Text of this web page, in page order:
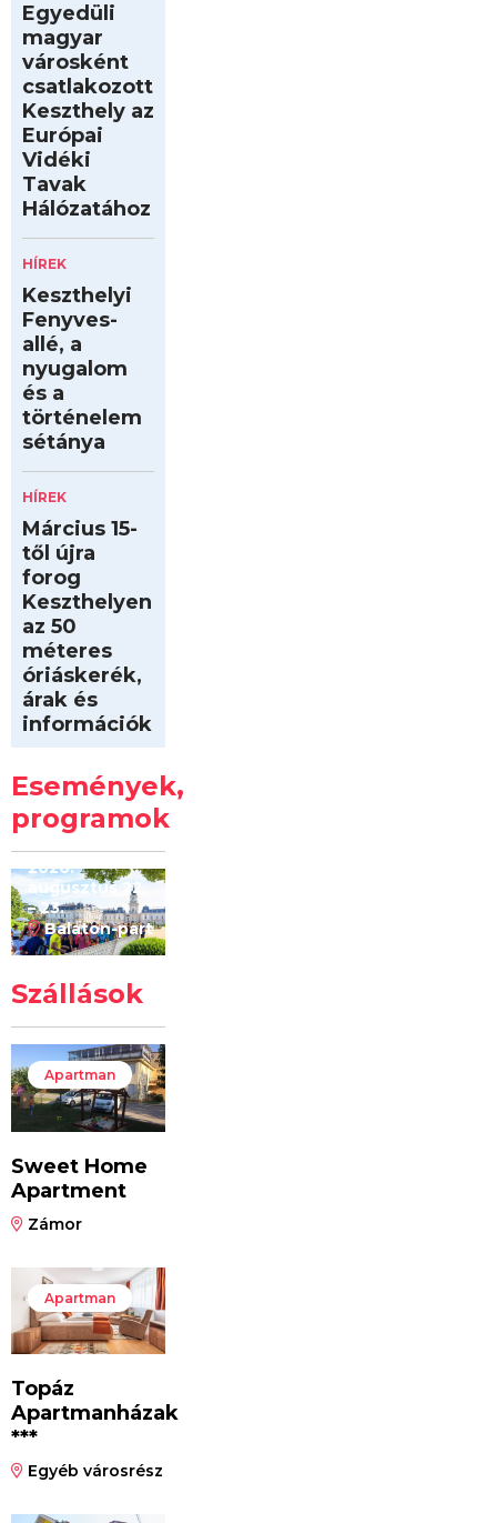
Egyedüli
magyar
városként
csatlakozott
Keszthely az
Európai
Vidéki
Tavak
Hálózatához
HÍREK
Keszthelyi
Fenyves-
allé, a
nyugalom
és a
történelem
sétánya
HÍREK
Március 15-
től újra
forog
Keszthelyen
az 50
méteres
óriáskerék,
árak és
információk
Események,
programok
Kilóméterek
2026
2026.
augusztus 22
– 23.
Balaton-part
Szállások
Apartman
Sweet Home
Apartment
Zámor
Apartman
Topáz
Apartmanházak
***
Egyéb városrész